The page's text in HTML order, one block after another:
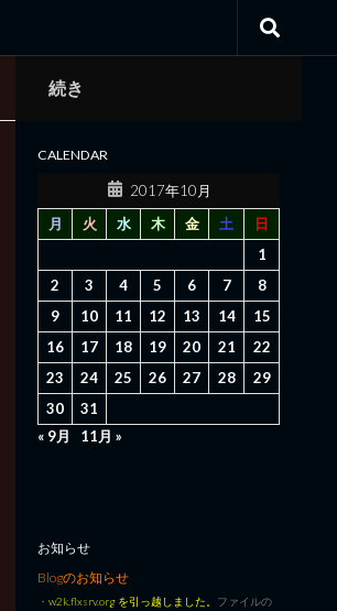
続き
CALENDAR
2017年10月
月
火 水 木 金 土
日
1
2
3 4 5 6 7
8
9
10 11 12 13 14
15
16
17 18 19 20 21
22
23
24 25 26 27 28
29
30
31
« 9月
11月 »
お知らせ
Blogのお知らせ
・ w2k.flxsrv.org を引っ越しました。 ファイルの